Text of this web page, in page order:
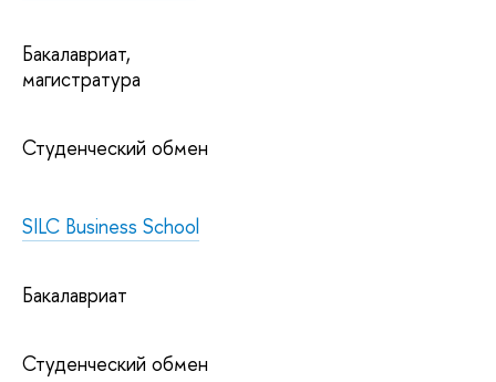
Бакалавриат,
магистратура
Студенческий обмен
SILC Business School
Бакалавриат
Студенческий обмен